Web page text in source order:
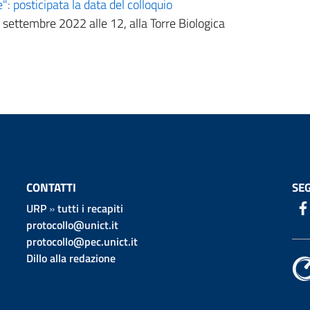
posticipata la data del colloquio
2022 alle 12, alla Torre Biologica
CONTATTI
URP»tutti i recapiti
protocollo@unict.it
protocollo@pec.unict.it
Dillo alla redazione